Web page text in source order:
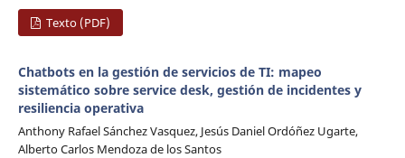
Texto (PDF)
Chatbots en la gestión de servicios de TI: mapeo
sistemático sobre service desk, gestión de incidentes y
resiliencia operativa
Anthony Rafael Sánchez Vasquez, Jesús Daniel Ordóñez Ugarte,
Alberto Carlos Mendoza de los Santos